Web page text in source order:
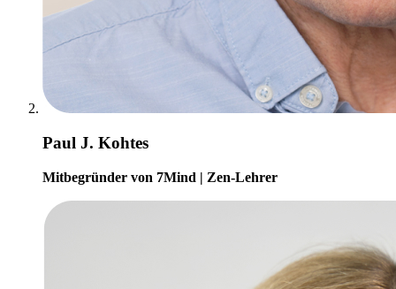
Paul J. Kohtes
Mitbegründer von 7Mind | Zen-Lehrer